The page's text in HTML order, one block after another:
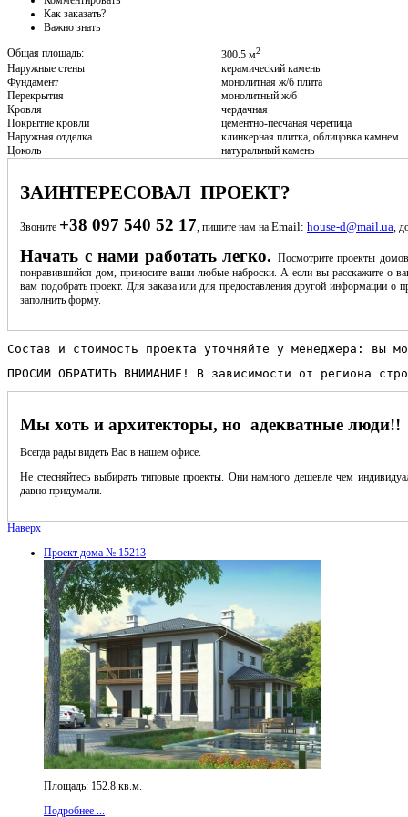
Как заказать?
Важно знать
Общая площадь:
300.5 м2
Наружные стены
керамический камень
Фундамент
монолитная ж/б плита
Перекрытия
монолитный ж/б
Кровля
чердачная
Покрытие кровли
цементно-песчаная черепица
Наружная отделка
клинкерная плитка, облицовка камнем
Цоколь
натуральный камень
ЗАИНТЕРЕСОВАЛ ПРОЕКТ?
Звоните +38 097 540 52 17 , пишите нам на Email: house-d@mail.ua ,
Начать с нами работать легко. Посмотрите проекты
понравившийся дом, приносите ваши любые наброски. А если вы расскажите о
вам подобрать проект. Для заказа или для предоставления другой информации о
заполнить форму.
Состав и стоимость проекта уточняйте у менеджера:
ПРОСИМ ОБРАТИТЬ ВНИМАНИЕ! В зависимости от региона
Мы хоть и архитекторы, но адекватные люди!!
Всегда рады видеть Вас в нашем офисе.
Не стесняйтесь выбирать типовые проекты. Они намного дешевле чем
давно придумали.
Наверх
Проект дома № 15213
Площадь: 152.8 кв.м.
Подробнее ...